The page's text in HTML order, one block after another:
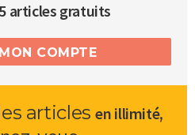
articles gratuits
COMPTE
articlesen illimité,